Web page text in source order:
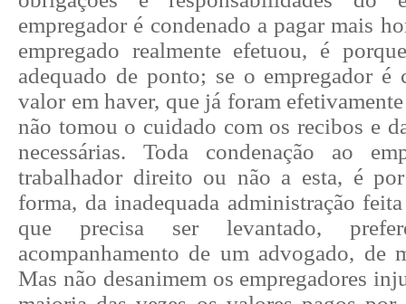
empregador é condenado a pagar mais
empregado realmente efetuou, é
adequado de ponto; se o empregador é
valor em haver, que já foram
não tomou o cuidado com os recibos e
necessárias. Toda condenação ao
trabalhador direito ou não a esta, é
forma, da inadequada administração
que precisa ser levantado,
acompanhamento de um advogado, de
Mas não desanimem os empregadores